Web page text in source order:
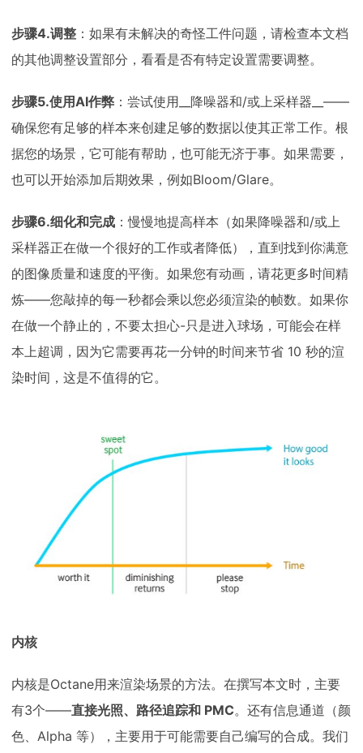
步骤4.调整 ：如果有未解决的奇怪工件问题，请检查本文档
的其他调整设置部分，看看是否有特定设置需要调整。
步骤5.使用AI作弊 ：尝试使用__降噪器和/或上采样器__——
确保您有足够的样本来创建足够的数据以使其正常工作。根
据您的场景，它可能有帮助，也可能无济于事。如果需要，
也可以开始添加后期效果，例如Bloom/Glare。
步骤6.细化和完成 ：慢慢地提高样本（如果降噪器和/或上
采样器正在做一个很好的工作或者降低），直到找到你满意
的图像质量和速度的平衡。如果您有动画，请花更多时间精
炼——您敲掉的每一秒都会乘以您必须渲染的帧数。如果你
在做一个静止的，不要太担心-只是进入球场，可能会在样
本上超调，因为它需要再花一分钟的时间来节省 10 秒的渲
染时间，这是不值得的它。
内核
内核是Octane用来渲染场景的方法。在撰写本文时，主要
有3个——直接光照、路径追踪和 PMC。还有信息通道（颜
色、Alpha 等），主要用于可能需要自己编写的合成。我们